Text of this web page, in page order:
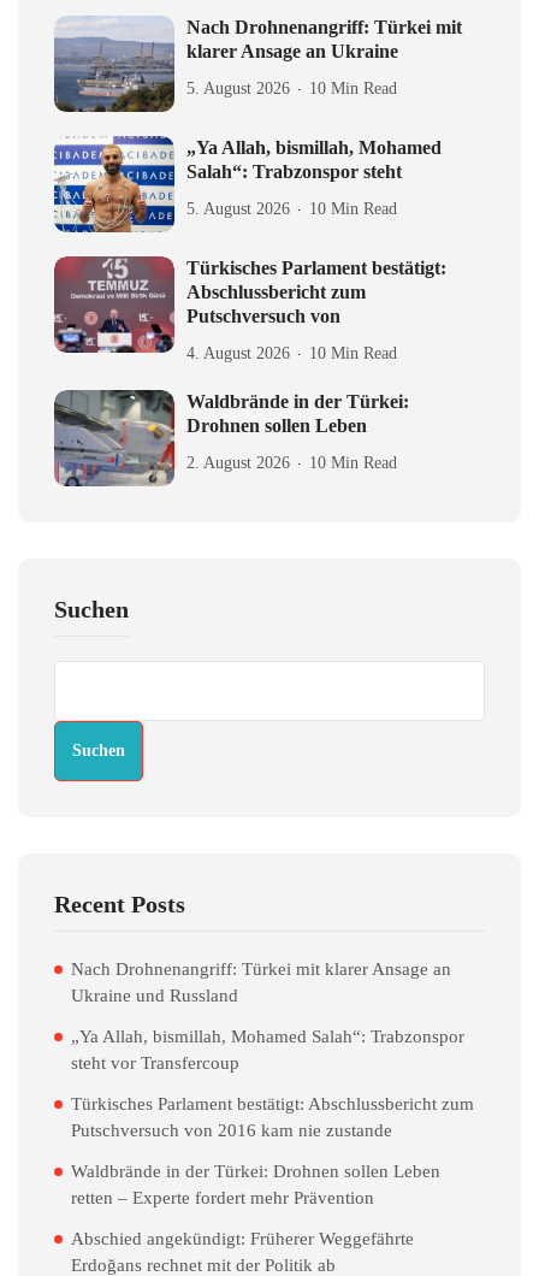
Nach Drohnenangriff: Türkei mit
klarer Ansage an Ukraine
5. August 2026 10 Min Read
„Ya Allah, bismillah, Mohamed
Salah“: Trabzonspor steht
5. August 2026 10 Min Read
Türkisches Parlament bestätigt:
Abschlussbericht zum
Putschversuch von
4. August 2026 10 Min Read
Waldbrände in der Türkei:
Drohnen sollen Leben
2. August 2026 10 Min Read
Suchen
Suchen
Recent Posts
Nach Drohnenangriff: Türkei mit klarer Ansage an
Ukraine und Russland
„Ya Allah, bismillah, Mohamed Salah“: Trabzonspor
steht vor Transfercoup
Türkisches Parlament bestätigt: Abschlussbericht zum
Putschversuch von 2016 kam nie zustande
Waldbrände in der Türkei: Drohnen sollen Leben
retten – Experte fordert mehr Prävention
Abschied angekündigt: Früherer Weggefährte
Erdoğans rechnet mit der Politik ab